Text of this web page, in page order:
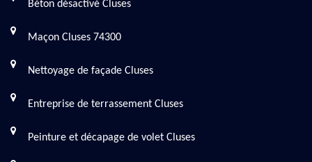
Béton désactivé Cluses
Maçon Cluses 74300
Nettoyage de façade Cluses
Entreprise de terrassement Cluses
Peinture et décapage de volet Cluses